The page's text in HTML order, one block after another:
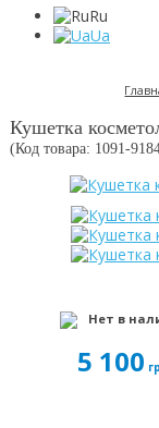
Ru
Ua
Кушетка
(Код товара: 1091-
Нет в
5 100